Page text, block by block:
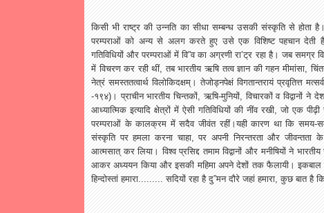
किसी भी राष्ट्र की उन्नति का सीधा सम्बन्ध उसकी संस्कृति से होता
परम्पराओं को अन्य से अलग करते हुए उसे एक विशिष्ट पहचान देती
गतिविधियों और परम्पराओं में वि”व का अग्रणी रा’ट्र रहा है। जब समग्र
में विचरण कर रही थीं,तब भारतीय ऋषि तत्व ज्ञान की गहन मीमांसा,
नेत्रं समस्ततत्वार्थ विलोकिदक्षम्। तेजोड्नपेक्षं विगतान्तरायं प्रवृतित्त मत्सर्व
-१९४)। प्राचीन भारतीय चिन्तकों,ऋषि-मुनियों,विचारकों व विद्वानों ने देश
आध्यात्मिक इत्यादि क्षेत्रों में ऐसी गतिविधियों की नींव रखी,जो एक पीढ़ी
परम्पराओं के कालक्रम में सदैव जीवंत रहीं।यही कारण था कि समय-
संस्कृति पर हमला करना चाहा,पर अपनी निरन्तरता और जीवन्तता के
आत्मसात् कर लिया। विश्व प्रसिद्द तमाम विद्वानों और मनीषियों ने भारतीय
आकर अध्ययन किया और इसकी महिमा अपने देशों तक फैलायी। इकबाल
हिन्दोस्तां हमारा.........सदियों रहा है दु”मन दौरे जहां हमारा,कुछ बात है